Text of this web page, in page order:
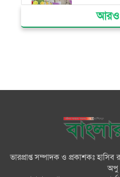
ভোলার দুই
হাসপাতালে
মনপুরায় বন্ধুর
ধর্ষণ করলো
ভোলায় চার
ভারপ্রাপ্ত সম্পাদক ও প্রকাশকঃ হাসিব
অপু